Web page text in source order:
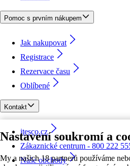
Nastavení soukromí a
My a našich 18 partnerů používáme
Pomoc s prvním nákupem
Jak nakupovat
Registrace
Rezervace času
Oblíbené
Kontakt
itesco.cz
Zákaznické centrum - 800 222
Naše obchody